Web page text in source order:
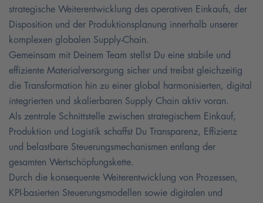
strategische Weiterentwicklung des operativen Einkaufs, der
Disposition und der Produktionsplanung innerhalb unserer
komplexen globalen Supply-Chain.
Gemeinsam mit Deinem Team stellst Du eine stabile und
effiziente Materialversorgung sicher und treibst gleichzeitig
die Transformation hin zu einer global harmonisierten, digital
integrierten und skalierbaren Supply Chain aktiv voran.
Als zentrale Schnittstelle zwischen strategischem Einkauf,
Produktion und Logistik schaffst Du Transparenz, Effizienz
und belastbare Steuerungsmechanismen entlang der
gesamten Wertschöpfungskette.
Durch die konsequente Weiterentwicklung von Prozessen,
KPI-basierten Steuerungsmodellen sowie digitalen und